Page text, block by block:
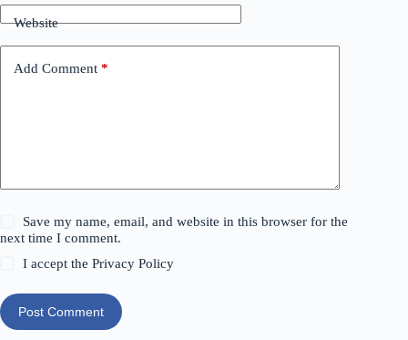
Website
Add Comment *
Save my name, email, and website in this browser for the
next time I comment.
I accept thePrivacy Policy
Post Comment